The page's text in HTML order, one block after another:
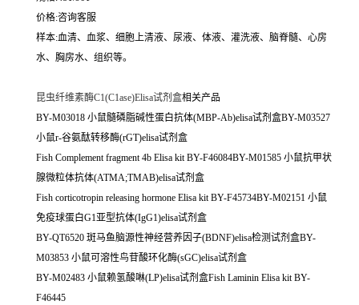
价格:咨询客服
样本:血清、血浆、细胞上清液、尿液、体液、灌洗液、脑脊髓、心房
水、胸房水、组织等。
昆虫纤维素酶C1(C1ase)Elisa试剂盒相关产品
BY-M03018 小鼠髓磷脂碱性蛋白抗体(MBP-Ab)elisa试剂盒BY-M03527
小鼠r-谷氨酞转移酶(rGT)elisa试剂盒
Fish Complement fragment 4b Elisa kit BY-F46084BY-M01585 小鼠抗甲状
腺微粒体抗体(ATMA;TMAB)elisa试剂盒
Fish corticotropin releasing hormone Elisa kit BY-F45734BY-M02151 小鼠
免疫球蛋白G1亚型抗体(IgG1)elisa试剂盒
BY-QT6520 斑马鱼脑源性神经营养因子(BDNF)elisa检测试剂盒BY-
M03853 小鼠可溶性鸟苷酸环化酶(sGC)elisa试剂盒
BY-M02483 小鼠赖氢酸啉(LP)elisa试剂盒Fish Laminin Elisa kit BY-
F46445